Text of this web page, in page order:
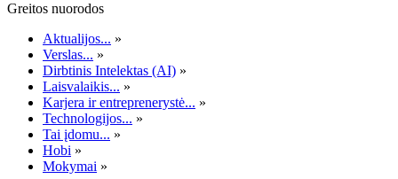
Greitos nuorodos
Aktualijos... »
Verslas... »
Dirbtinis Intelektas (AI) »
Laisvalaikis... »
Karjera ir entreprenerystė... »
Technologijos... »
Tai įdomu... »
Hobi »
Mokymai »